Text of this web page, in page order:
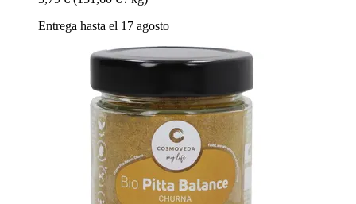
Entrega hasta el 17 agosto